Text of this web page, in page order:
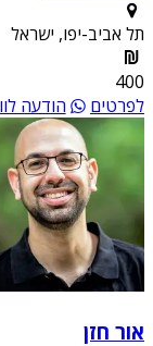
תל אביב-יפו, ישראל
400
לפרטים
הודעה
אור חזן